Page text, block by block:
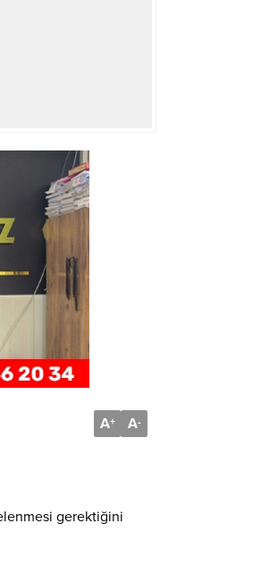
A+ A-
gerektiğini